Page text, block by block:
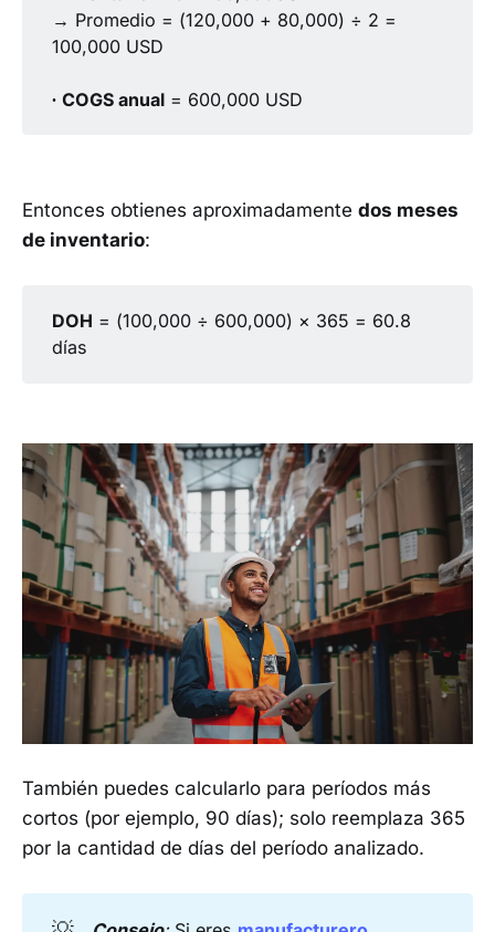
→ Promedio = (120,000 + 80,000) ÷ 2 =
100,000 USD
∙ COGS anual = 600,000 USD
Entonces obtienes aproximadamente dos meses
de inventario:
DOH = (100,000 ÷ 600,000) × 365 = 60.8
días
También puedes calcularlo para períodos más
cortos (por ejemplo, 90 días); solo reemplaza 365
por la cantidad de días del período analizado.